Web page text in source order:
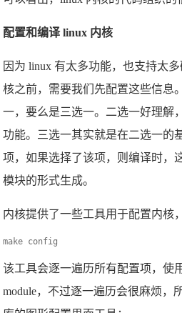
配置和编译 linux 内核
因为 linux 有太多功能，也支持太
核之前，需要我们先配置这些信息
一，要么是三选一。二选一好理解
功能。三选一其实就是在二选一的
项，如果选择了该项，则编译时，
模块的形式生成。
内核提供了一些工具用于配置内核
make config
该工具会逐一遍历所有配置项，使
module，不过逐一遍历会很麻烦，